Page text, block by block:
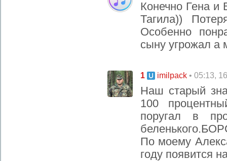
Конечно Гена и
Тагила))
Особенно
сыну угрожал а
1 imilpack • 05:13,
Наш старый
100
поругал в
По моему
году появится